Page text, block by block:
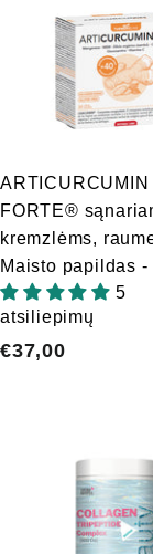
ARTICURCUMIN
FORTE®
kremzlėms,
Maisto papildas -
5
atsiliepimų
€37,00
0
0